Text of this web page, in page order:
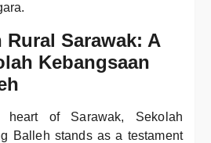
Sarawak: A
Kebangsaan
of Sarawak, Sekolah
Balleh stands as a testament